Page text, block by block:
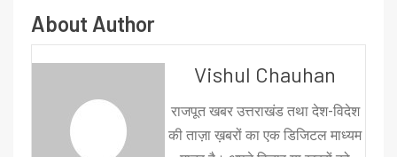
About Author
Vishul Chauhan
राजपूत खबर उत्तराखंड तथा देश-विदेश
की ताज़ा ख़बरों का एक डिजिटल माध्यम